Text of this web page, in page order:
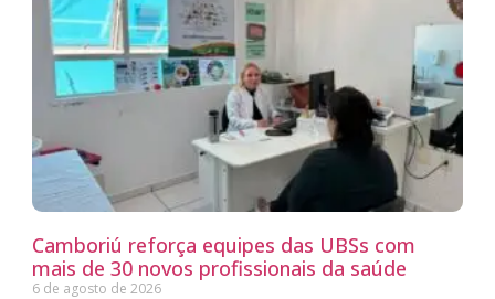
Camboriú reforça equipes das UBSs com
mais de 30 novos profissionais da saúde
6 de agosto de 2026